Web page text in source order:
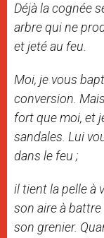
Déjà la cognée
arbre qui ne
et jeté au feu.
Moi, je vous
conversion.
fort que moi, et
sandales. Lui
dans le feu ;
il tient la pelle à
son aire à battre
son grenier.